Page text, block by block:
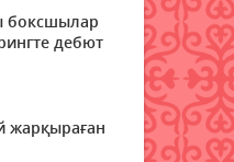
іліге
жаңа
боксшылар
дебют
жарқыраған